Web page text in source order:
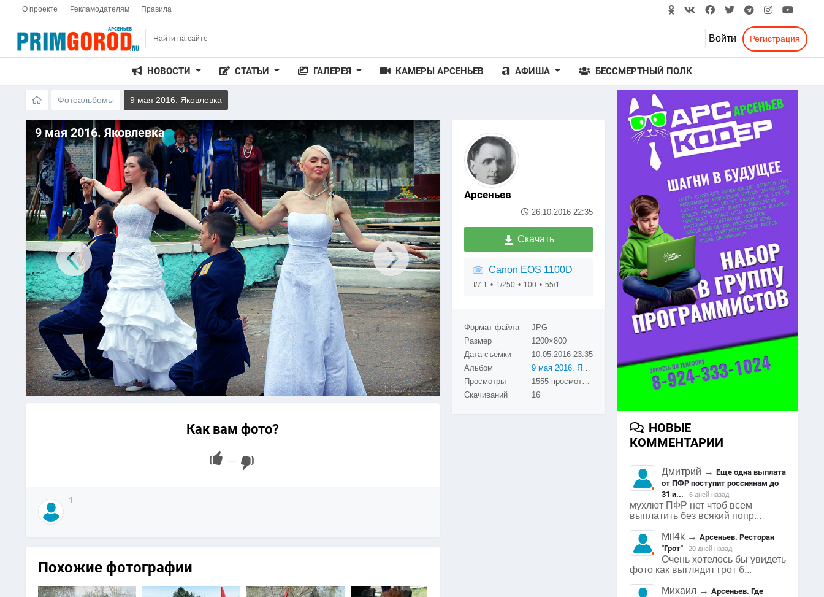
О проекте Рекламодателям Правила
Войти Регистрация
НОВОСТИ СТАТЬИ ГАЛЕРЕЯ КАМЕРЫ АРСЕНЬЕВ АФИША БЕССМЕРТНЫЙ ПОЛК
Фотоальбомы 9 мая 2016. Яковлевка
9 мая 2016. Яковлевка
Как вам фото?
—
-1
Похожие фотографии
Арсеньев
26.10.2016 22:35
Скачать
Canon EOS 1100D
f/7.1 1/250 100 55/1
Формат файла
JPG
Размер
1200×800
Дата съёмки
10.05.2016 23:35
Альбом
9 мая 2016. Яковлевка
Просмотры
1555 просмотров
Скачиваний
16
НОВЫЕ
КОММЕНТАРИИ
Дмитрий →Еще одна выплата
от ПФР поступит россиянам до
31 и...
6 дней назад
мухлют ПФР нет чтоб всем
выплатить без всякий попр...
Mil4k →Арсеньев. Ресторан
"Грот"
20 дней назад
Очень хотелось бы увидеть
фото как выглядит грот б...
Михаил →Арсеньев. Где